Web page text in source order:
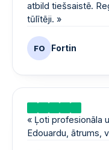
atbild tiešsaistē.
tūlītēji. »
FO Fortin
« Ļoti profesionāla
Edouardu, ātrums,